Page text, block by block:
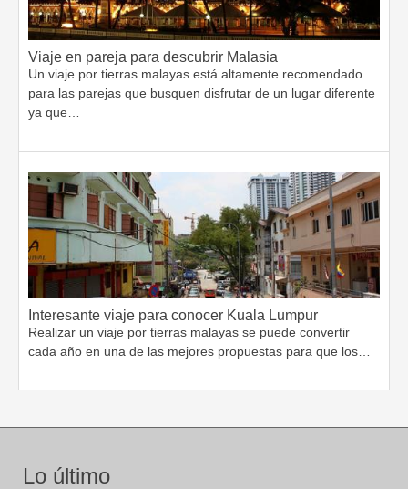
Viaje en pareja para descubrir Malasia
Un viaje por tierras malayas está altamente recomendado
para las parejas que busquen disfrutar de un lugar diferente
ya que…
Interesante viaje para conocer Kuala Lumpur
Realizar un viaje por tierras malayas se puede convertir
cada año en una de las mejores propuestas para que los…
Lo último